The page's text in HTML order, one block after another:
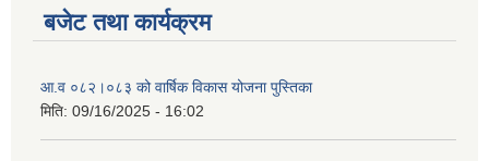
बजेट तथा कार्यक्रम
आ.व ०८२।०८३ को वार्षिक विकास योजना पुस्तिका
मिति: 09/16/2025 - 16:02